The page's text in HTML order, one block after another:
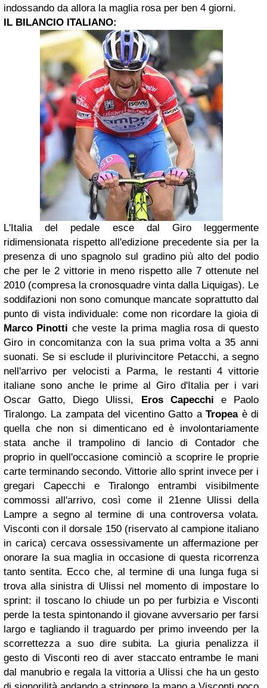
indossando da allora la maglia rosa per ben 4 giorni.
IL BILANCIO ITALIANO:
L'Italia del pedale esce dal Giro leggermente
ridimensionata rispetto all'edizione precedente sia per la
presenza di uno spagnolo sul gradino più alto del podio
che per le 2 vittorie in meno rispetto alle 7 ottenute nel
2010 (compresa la cronosquadre vinta dalla Liquigas). Le
soddifazioni non sono comunque mancate soprattutto dal
punto di vista individuale: come non ricordare la gioia di
Marco Pinotti che veste la prima maglia rosa di questo
Giro in concomitanza con la sua prima volta a 35 anni
suonati. Se si esclude il plurivincitore Petacchi, a segno
nell'arrivo per velocisti a Parma, le restanti 4 vittorie
italiane sono anche le prime al Giro d'Italia per i vari
Oscar Gatto, Diego Ulissi, Eros Capecchi e Paolo
Tiralongo. La zampata del vicentino Gatto aTropeaè di
quella che non si dimenticano ed è involontariamente
stata anche il trampolino di lancio di Contador che
proprio in quell'occasione cominciò a scoprire le proprie
carte terminando secondo. Vittorie allo sprint invece per i
gregari Capecchi e Tiralongo entrambi visibilmente
commossi all'arrivo, così come il 21enne Ulissi della
Lampre a segno al termine di una controversa volata.
Visconti con il dorsale 150 (riservato al campione italiano
in carica) cercava ossessivamente un affermazione per
onorare la sua maglia in occasione di questa ricorrenza
tanto sentita. Ecco che, al termine di una lunga fuga si
trova alla sinistra di Ulissi nel momento di impostare lo
sprint: il toscano lo chiude un po per furbizia e Visconti
perde la testa spintonando il giovane avversario per farsi
largo e tagliando il traguardo per primo inveendo per la
scorrettezza a suo dire subita. La giuria penalizza il
gesto di Visconti reo di aver staccato entrambe le mani
dal manubrio e regala la vittoria a Ulissi che ha un gesto